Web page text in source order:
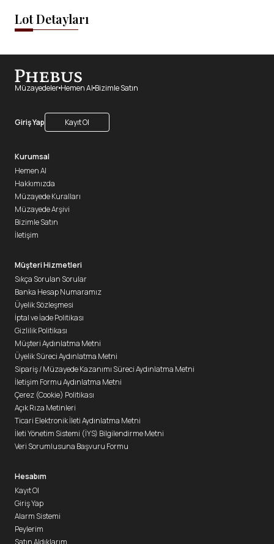
Lot Detayları
Müzayedeler Hemen Al Bizimle Satın
Giriş Yap Kayıt Ol
Kurumsal
Hemen Al
Hakkımızda
Müzayede Kuralları
Müzayede Arşivi
Bizimle Satın
İletişim
Müşteri Hizmetleri
Sıkça Sorulan Sorular
Banka Hesap Numaramız
Üyelik Sözleşmesi
İptal ve İade Politikası
Gizlilik Politikası
Müşteri Aydınlatma Metni
Üyelik Süreci Aydınlatma Metni
Sipariş / Müzayede Kazanımı Süreci Aydınlatma Metni
İletişim Formu Aydınlatma Metni
Çerez (Cookie) Politikası
Açık Rıza Metinleri
Ticari Elektronik İleti Aydınlatma Metni
İleti Yönetim Sistemi (İYS) Bilgilendirme Metni
Veri Sorumlusuna Başvuru Formu
Hesabım
Kayıt Ol
Giriş Yap
Alarm Sistemi
Peylerim
Satın Aldıklarım